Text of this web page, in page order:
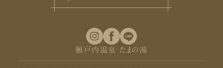
瀬戸内温泉 たまの湯